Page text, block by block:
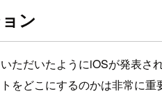
ン
ただいたようにiOSが発表さ
をどこにするのかは非常に